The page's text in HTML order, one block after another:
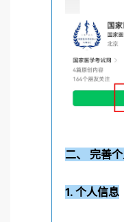
二、 完善
1. 个人信息